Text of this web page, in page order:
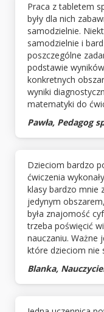
Praca z tabletem
były dla nich
samodzielnie.
samodzielnie i
poszczególne
podstawie
konkretnych
wyniki
matematyki do
Pawła, Pedagog
Dzieciom bardzo
ćwiczenia
klasy bardzo mnie
jedynym
była znajomość
trzeba poświęcić
nauczaniu. Ważne
które dzieciom nie
Blanka,